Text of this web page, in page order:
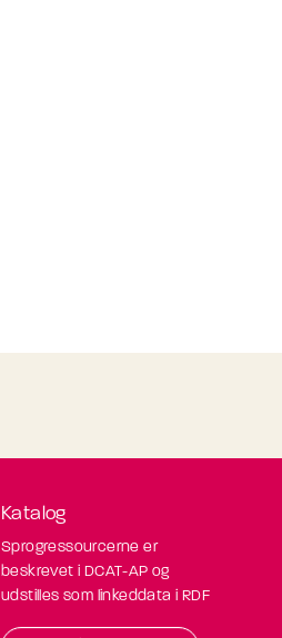
Katalog
Sprogressourcerne er
beskrevet i DCAT-AP og
udstilles som linkeddata i RDF